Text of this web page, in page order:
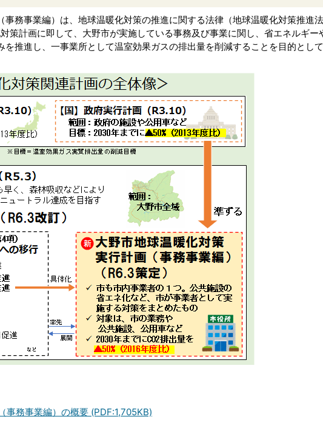
務事業編）は、地球温暖化対策の推進に関する法律（地球温暖化対策推進
策計画に即して、大野市が実施している事務及び事業に関し、省エネルギー
を推進し、一事業所として温室効果ガスの排出量を削減することを目的とし
事務事業編）の概要 (PDF:1,705KB)